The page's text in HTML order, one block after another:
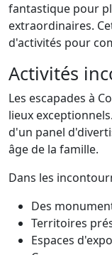
fantastique pour
extraordinaires.
d'activités pour
Activités
Les escapades à
lieux
d'un panel
âge de la famille.
Dans les
Des
Territoires
Espaces